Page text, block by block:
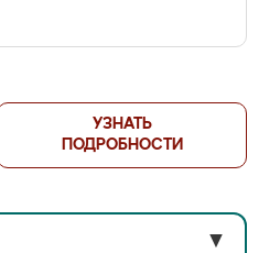
УЗНАТЬ
ПОДРОБНОСТИ
▼